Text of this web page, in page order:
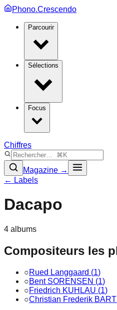
Phono.Crescendo
Parcourir
Sélections
Focus
Chiffres
Magazine →
← Labels
Dacapo
4 albums
Compositeurs les
○Rued Langgaard (1)
○Bent SORENSEN (1)
○Friedrich KUHLAU (1)
○Christian Frederik